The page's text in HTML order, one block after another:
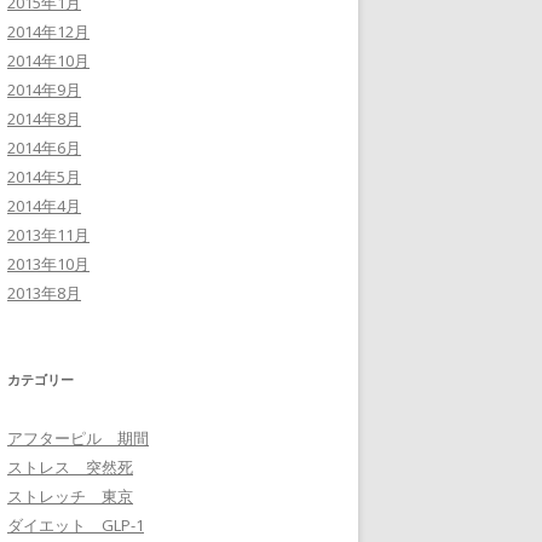
2014年12月
2014年10月
2014年9月
2014年8月
2014年6月
2014年5月
2014年4月
2013年11月
2013年10月
2013年8月
カテゴリー
アフターピル 期間
ストレス 突然死
ストレッチ 東京
ダイエット GLP-1